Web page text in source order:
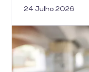
24 Julho 2026